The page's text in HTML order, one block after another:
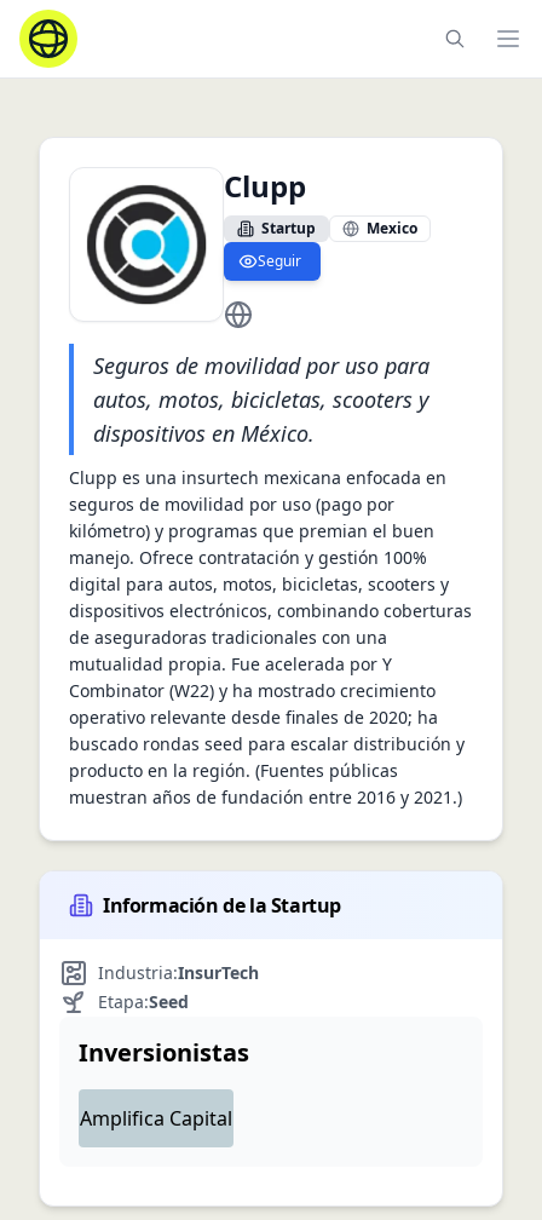
Clupp
Startup
Mexico
Seguir
https://clupp.com.mx/
Seguros de movilidad por uso para
autos, motos, bicicletas, scooters y
dispositivos en México.
Clupp es una insurtech mexicana enfocada en
seguros de movilidad por uso (pago por
kilómetro) y programas que premian el buen
manejo. Ofrece contratación y gestión 100%
digital para autos, motos, bicicletas, scooters y
dispositivos electrónicos, combinando coberturas
de aseguradoras tradicionales con una
mutualidad propia. Fue acelerada por Y
Combinator (W22) y ha mostrado crecimiento
operativo relevante desde finales de 2020; ha
buscado rondas seed para escalar distribución y
producto en la región. (Fuentes públicas
muestran años de fundación entre 2016 y 2021.)
Información de la Startup
Industria:InsurTech
Etapa:Seed
Inversionistas
Amplifica Capital